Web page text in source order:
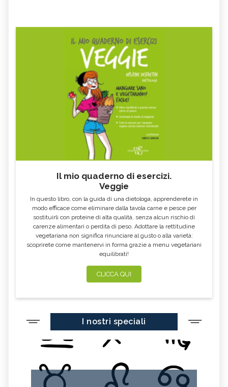
Il mio quaderno di esercizi.
Veggie
In questo libro, con la guida di una dietologa, apprenderete in
modo efficace come eliminare dalla tavola carne e pesce per
sostituirli con proteine di alta qualità, senza alcun rischio di
carenze alimentari o perdita di peso. Adottare la rettitudine
vegetariana non significa rinunciare al gusto o alla varietà:
scoprirete come mantenervi in forma grazie a menu vegetariani
equilibrati!
CLICCA QUI
I nostri speciali